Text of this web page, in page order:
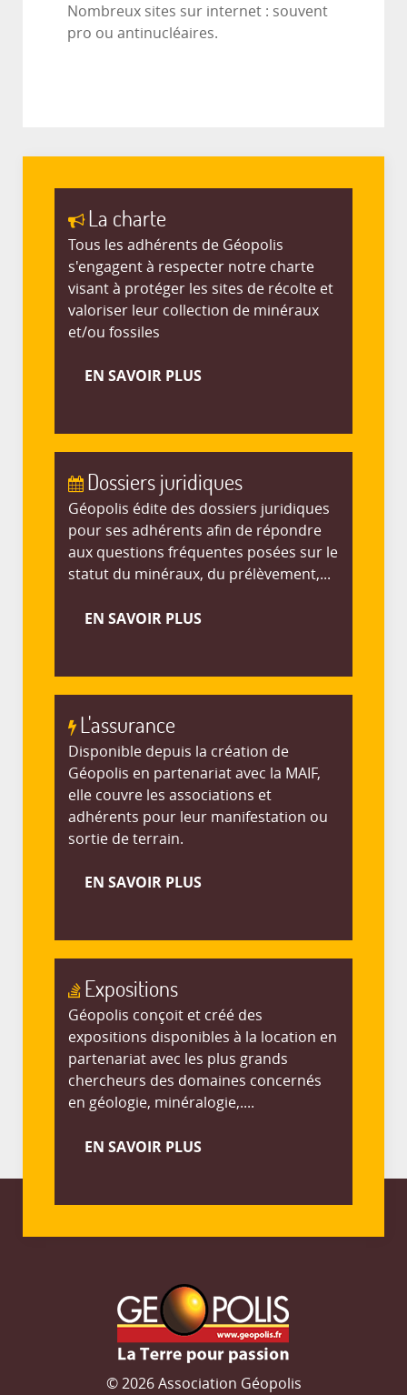
Nombreux sites sur internet : souvent
pro ou antinucléaires.
La charte
Tous les adhérents de Géopolis
s'engagent à respecter notre charte
visant à protéger les sites de récolte et
valoriser leur collection de minéraux
et/ou fossiles
EN SAVOIR PLUS
Dossiers juridiques
Géopolis édite des dossiers juridiques
pour ses adhérents afin de répondre
aux questions fréquentes posées sur le
statut du minéraux, du prélèvement,...
EN SAVOIR PLUS
L'assurance
Disponible depuis la création de
Géopolis en partenariat avec la MAIF,
elle couvre les associations et
adhérents pour leur manifestation ou
sortie de terrain.
EN SAVOIR PLUS
Expositions
Géopolis conçoit et créé des
expositions disponibles à la location en
partenariat avec les plus grands
chercheurs des domaines concernés
en géologie, minéralogie,....
EN SAVOIR PLUS
© 2026 Association Géopolis